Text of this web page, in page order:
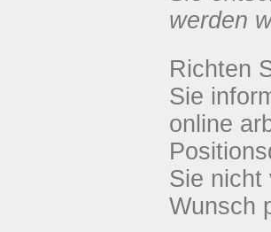
werden
Richten
Sie
online
Sie nicht
Wunsch